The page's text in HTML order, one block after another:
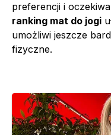
preferencji i
ranking mat do jogi
umożliwi jeszcze
fizyczne.